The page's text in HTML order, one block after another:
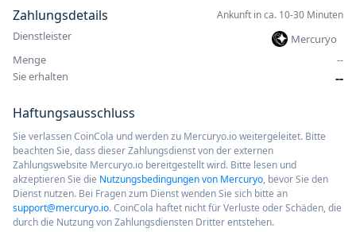
Zahlungsdetails Ankunft in ca. 10-30 Minuten
Dienstleister
Mercuryo
Menge
--
Sie erhalten
--
Haftungsausschluss
Sie verlassen CoinCola und werden zu Mercuryo.io weitergeleitet. Bitte
beachten Sie, dass dieser Zahlungsdienst von der externen
Zahlungswebsite Mercuryo.io bereitgestellt wird. Bitte lesen und
akzeptieren Sie die Nutzungsbedingungen von Mercuryo, bevor Sie den
Dienst nutzen. Bei Fragen zum Dienst wenden Sie sich bitte an
support@mercuryo.io. CoinCola haftet nicht für Verluste oder Schäden, die
durch die Nutzung von Zahlungsdiensten Dritter entstehen.